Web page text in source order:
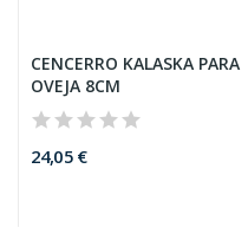
CENCERRO KALASKA PARA
OVEJA 8CM
24,05 €